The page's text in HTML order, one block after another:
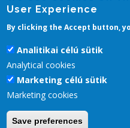
Pécsi Tudományegyetem |
User Experience
By clicking the Accept button,
Analitikai célú sütik
Analytical cookies
Marketing célú sütik
Marketing cookies
Save preferences